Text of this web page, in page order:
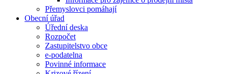
Přemyslovci pomáhají
Obecní úřad
Úřední deska
Rozpočet
Zastupitelstvo obce
e-podatelna
Povinné informace